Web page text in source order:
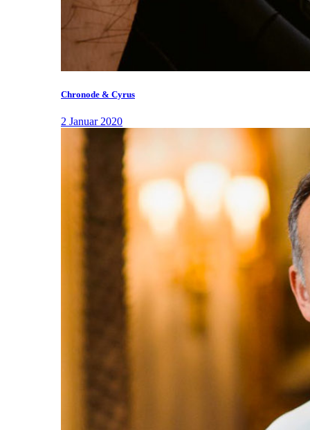
Chronode & Cyrus
2 Januar 2020